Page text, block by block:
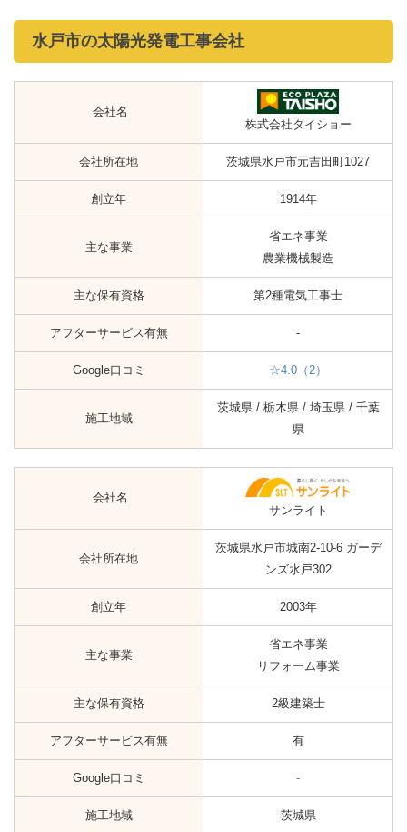
水戸市の太陽光発電工事会社
会社名
株式会社タイショー
会社所在地 茨城県水戸市元吉田町1027
創立年 1914年
主な事業
省エネ事業
農業機械製造
主な保有資格 第2種電気工事士
アフターサービス有無 -
Google口コミ ☆4.0（2）
施工地域
茨城県 / 栃木県 / 埼玉県 / 千葉
県
会社名
サンライト
会社所在地
茨城県水戸市城南2-10-6 ガーデ
ンズ水戸302
創立年 2003年
主な事業
省エネ事業
リフォーム事業
主な保有資格 2級建築士
アフターサービス有無 有
Google口コミ -
施工地域 茨城県